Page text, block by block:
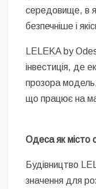
середовище, в
безпечніше і
LELEKA by
інвестиція, де
прозора
що працює на
Одеса як місто
Будівництво
значення для